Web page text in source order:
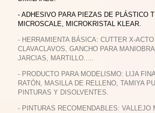
- ADHESIVO PARA PIEZAS DE PLÁSTICO
MICROSCALE, MICROKRISTAL KLEAR.
- HERRAMIENTA BÁSICA: CUTTER X-ACTO
CLAVACLAVOS, GANCHO PARA
JARCIAS, MARTILLO.....
- PRODUCTO PARA MODELISMO: LIJA
RATÓN, MASILLA DE RELLENO, TAMIYA
PINTURAS Y DISOLVENTES.
- PINTURAS RECOMENDABLES: VALLEJO